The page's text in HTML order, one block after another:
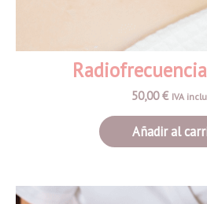
50,00€ IVA
Añadir al